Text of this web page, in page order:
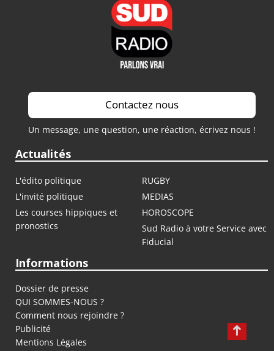
Contactez nous
Un message, une question, une réaction, écrivez nous !
Actualités
L'édito politique
RUGBY
L'invité politique
MEDIAS
Les courses hippiques et
pronostics
HOROSCOPE
Sud Radio à votre Service avec
Fiducial
Informations
Dossier de presse
QUI SOMMES-NOUS ?
Comment nous rejoindre ?
Publicité
Mentions Légales